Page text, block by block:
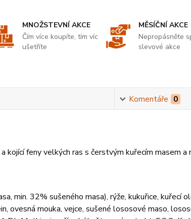
MNOŽSTEVNÍ AKCE
Čím více koupíte, tím víc
ušetříte
MĚSÍČNÍ AKCE
Nepropásněte
slevové akce
Komentáře 0
feny velkých ras s čerstvým kuřecím masem a
min. 32% sušeného masa), rýže, kukuřice, kuřecí
ovesná mouka, vejce, sušené lososové maso,